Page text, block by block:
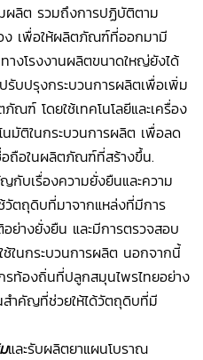
ผลิต รวมถึงการปฏิบัติตาม
ง เพื่อให้ผลิตภัณฑ์ที่ออกมามี
งโรงงานผลิตขนาดใหญ่ยังได้
บปรุงกระบวนการผลิตเพื่อเพิ่ม
ฑ์ โดยใช้เทคโนโลยีและเครื่อง
มัติในกระบวนการผลิต เพื่อลด
อถือในผลิตภัณฑ์ที่สร้างขึ้น.
กับเรื่องความยั่งยืนและความ
วัตถุดิบที่มาจากแหล่งที่มีการ
ย่างยั่งยืน และมีการตรวจสอบ
ในกระบวนการผลิต นอกจากนี้
ท้องถิ่นที่ปลูกสมุนไพรไทยอย่าง
ำคัญที่ช่วยให้ได้วัตถุดิบที่มี
และรับผลิตยาแผนโบราณ